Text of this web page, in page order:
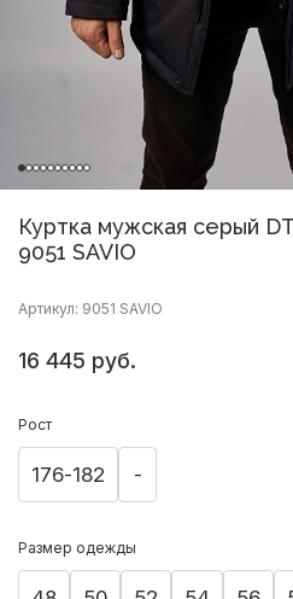
Куртка мужская серый
9051 SAVIO
Артикул: 9051 SAVIO
16 445 руб.
Рост
176-182 -
Размер одежды